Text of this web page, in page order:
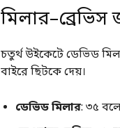
মিলার–ব্রেভিস
চতুর্থ উইকেটে ডেভিড
বাইরে ছিটকে দেয়।
ডেভিড মিলার: ৩৫